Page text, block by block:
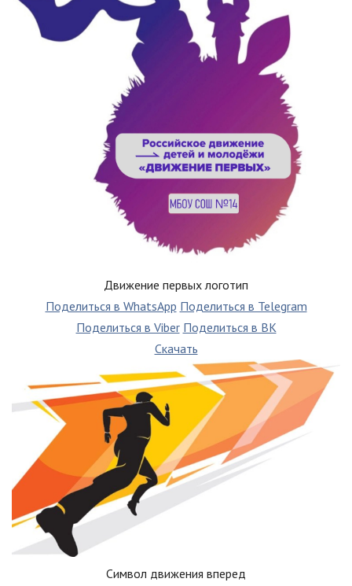
Движение первых логотип
Поделиться в WhatsApp Поделиться в Telegram
Поделиться в Viber Поделиться в ВК
Скачать
Символ движения вперед